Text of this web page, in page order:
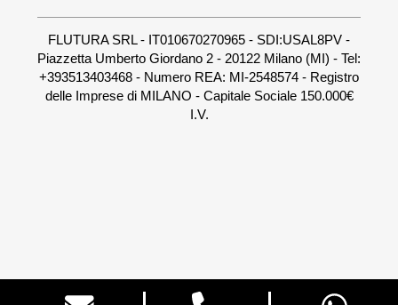
FLUTURA SRL - IT010670270965 - SDI:USAL8PV -
Piazzetta Umberto Giordano 2 - 20122 Milano (MI) - Tel:
+393513403468 - Numero REA: MI-2548574 - Registro
delle Imprese di MILANO - Capitale Sociale 150.000€
I.V.